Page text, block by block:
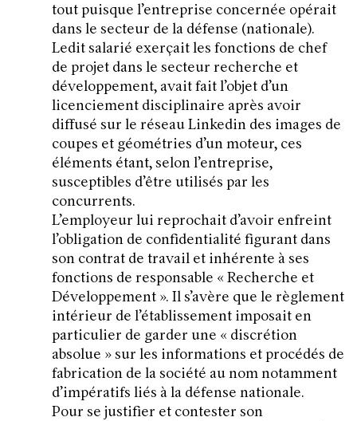
tout puisque l’entreprise concernée opérait
dans le secteur de la défense (nationale).
Ledit salarié exerçait les fonctions de chef
de projet dans le secteur recherche et
développement, avait fait l’objet d’un
licenciement disciplinaire après avoir
diffusé sur le réseau Linkedin des images de
coupes et géométries d’un moteur, ces
éléments étant, selon l’entreprise,
susceptibles d’être utilisés par les
concurrents.
L’employeur lui reprochait d’avoir enfreint
l’obligation de confidentialité figurant dans
son contrat de travail et inhérente à ses
fonctions de responsable « Recherche et
Développement ». Il s’avère que le règlement
intérieur de l’établissement imposait en
particulier de garder une « discrétion
absolue » sur les informations et procédés de
fabrication de la société au nom notamment
d’impératifs liés à la défense nationale.
Pour se justifier et contester son